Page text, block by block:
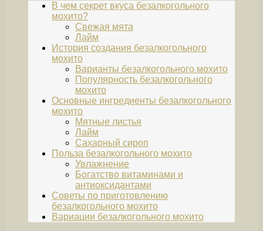
В чем секрет вкуса безалкогольного
мохито?
Свежая мята
Лайм
История создания безалкогольного
мохито
Варианты безалкогольного мохито
Популярность безалкогольного
мохито
Основные ингредиенты безалкогольного
мохито
Мятные листья
Лайм
Сахарный сироп
Польза безалкогольного мохито
Увлажнение
Богатство витаминами и
антиоксидантами
Советы по приготовлению
безалкогольного мохито
Вариации безалкогольного мохито